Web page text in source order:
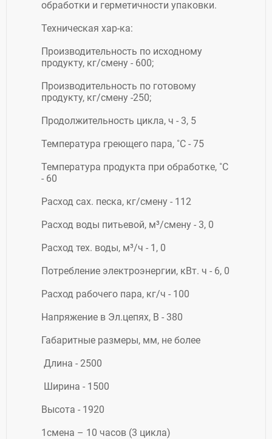
обработки и герметичности упаковки.
Техническая хар-ка:
Производительность по исходному
продукту, кг/смену - 600;
Производительность по готовому
продукту, кг/смену -250;
Продолжительность цикла, ч - 3, 5
Температура греющего пара, ˚С - 75
Температура продукта при обработке, ˚С
- 60
Расход сах. песка, кг/смену - 112
Расход воды питьевой, м³/смену - 3, 0
Расход тех. воды, м³/ч - 1, 0
Потребление электроэнергии, кВт. ч - 6, 0
Расход рабочего пара, кг/ч - 100
Напряжение в Эл.цепях, В - 380
Габаритные размеры, мм, не более
​ Длина - 2500
​ Ширина - 1500
Высота - 1920
1смена – 10 часов (3 цикла)